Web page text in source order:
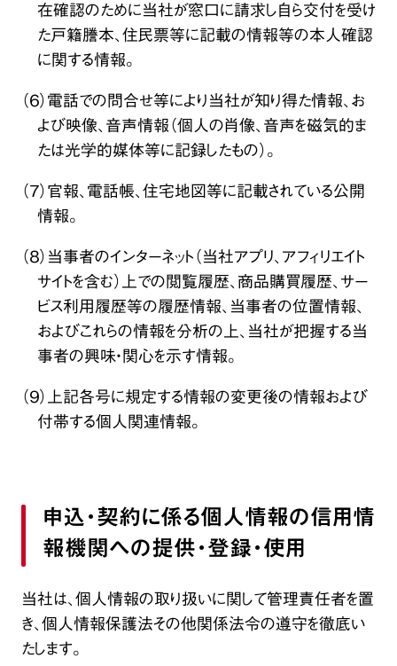
在確認のために当社が窓口に請求し自ら交付を受け
た戸籍謄本、住民票等に記載の情報等の本人確認
に関する情報。
（６）電話での問合せ等により当社が知り得た情報、お
よび映像、音声情報（個人の肖像、音声を磁気的ま
たは光学的媒体等に記録したもの）。
（７）官報、電話帳、住宅地図等に記載されている公開
情報。
（８）当事者のインターネット（当社アプリ、アフィリエイト
サイトを含む）上での閲覧履歴、商品購買履歴、サー
ビス利用履歴等の履歴情報、当事者の位置情報、
およびこれらの情報を分析の上、当社が把握する当
事者の興味・関心を示す情報。
（９）上記各号に規定する情報の変更後の情報および
付帯する個人関連情報。
申込・契約に係る個人情報の信用情
報機関への提供・登録・使用
当社は、個人情報の取り扱いに関して管理責任者を置
き、個人情報保護法その他関係法令の遵守を徹底い
たします。